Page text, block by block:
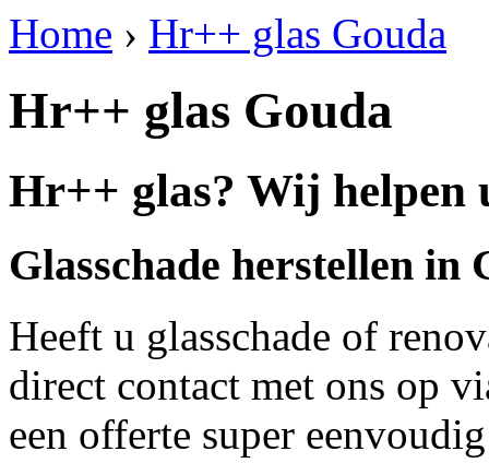
Home › Hr++ glas Gouda
Hr++ glas Gouda
Hr++ glas? Wij helpen
Glasschade herstellen in
Heeft u glasschade of
direct contact met ons op
een offerte super